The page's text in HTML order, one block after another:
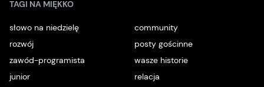
TAGI NA MIĘKKO
słowo na niedzielę
community
rozwój
posty gościnne
zawód-programista
wasze historie
junior
relacja